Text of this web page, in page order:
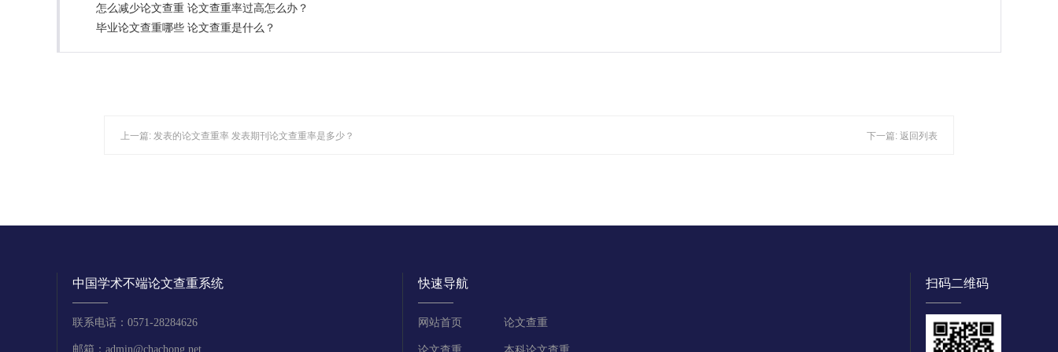
怎么减少论文查重 论文查重率过高怎么办？
毕业论文查重哪些 论文查重是什么？
上一篇: 发表的论文查重率 发表期刊论文查重率是多少？ 下一篇: 返回列表
中国学术不端论文查重系统
联系电话：0571-28284626
邮箱：admin@chachong.net
快速导航 扫码二维码
网站首页 论文查重
论文查重 本科论文查重